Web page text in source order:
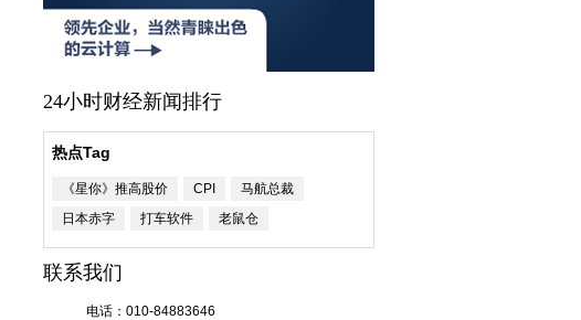
24小时财经新闻排行
热点Tag
《星你》推高股价 CPI
马航总裁
日本赤字
打车软件 老鼠仓
联系我们
电话： 010-84883646